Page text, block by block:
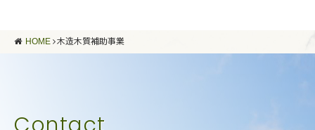
HOME 木造木質補助事業